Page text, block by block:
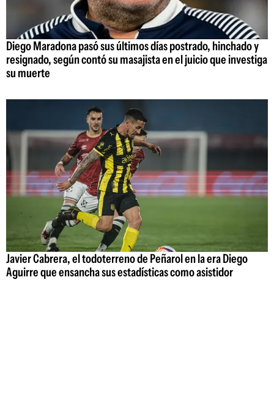
Diego Maradona pasó sus últimos días postrado, hinchado y
resignado, según contó su masajista en el juicio que investiga
su muerte
Javier Cabrera, el todoterreno de Peñarol en la era Diego
Aguirre que ensancha sus estadísticas como asistidor